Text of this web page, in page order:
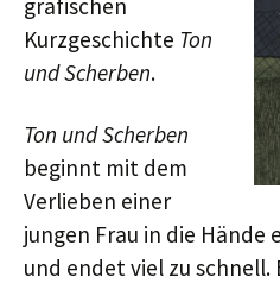
grafischen
Kurzgeschichte Ton
und Scherben.
Ton und Scherben
beginnt mit dem
Verlieben einer
jungen Frau in die Hände
und endet viel zu